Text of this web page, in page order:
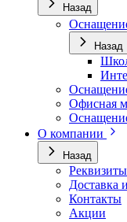
Назад
Назад
Офисная
О компании
Назад
Реквизиты
Доставка
Контакты
Акции